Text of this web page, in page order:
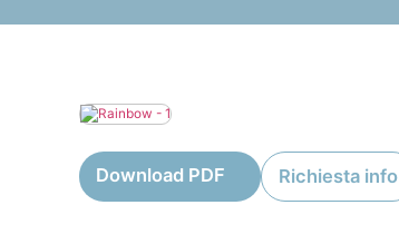
Download PDF Richiesta info